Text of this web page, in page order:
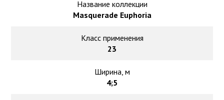
Название коллекции
Masquerade Euphoria
Класс применения
23
Ширина, м
4;5